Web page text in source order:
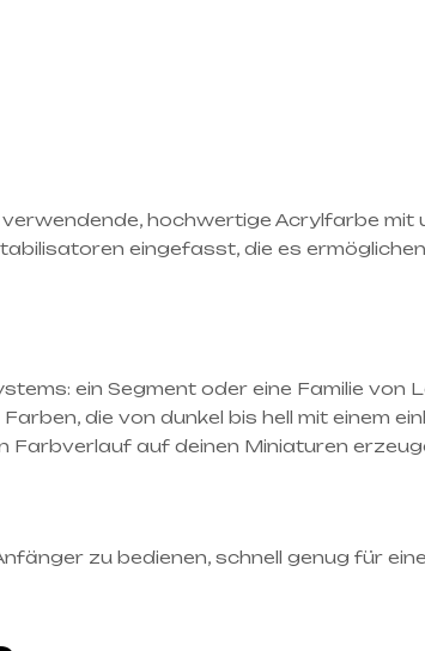
hochwertige Acrylfarbe
eingefasst, die es
ein Segment oder eine Familie
die von dunkel bis hell mit einem
Farbverlauf auf deinen Miniaturen
zu bedienen, schnell genug für